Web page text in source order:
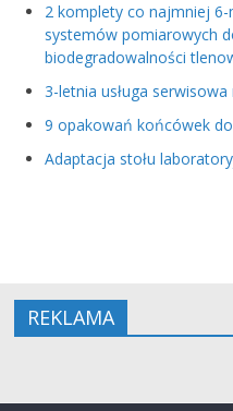
2 komplety co najmniej
systemów pomiarowych
biodegradowalności
3-letnia usługa
9 opakowań końcówek
Adaptacja stołu
REKLAMA